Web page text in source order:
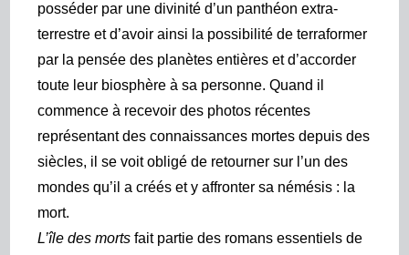
posséder par une divinité d’un panthéon extra-
terrestre et d’avoir ainsi la possibilité de terraformer
par la pensée des planètes entières et d’accorder
toute leur biosphère à sa personne. Quand il
commence à recevoir des photos récentes
représentant des connaissances mortes depuis des
siècles, il se voit obligé de retourner sur l’un des
mondes qu’il a créés et y affronter sa némésis : la
mort.
L’île des morts fait partie des romans essentiels de